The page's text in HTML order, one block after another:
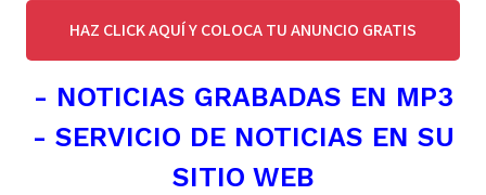
HAZ CLICK AQUÍ Y COLOCA TU ANUNCIO GRATIS
- NOTICIAS GRABADAS EN MP3
- SERVICIO DE NOTICIAS EN SU
SITIO WEB